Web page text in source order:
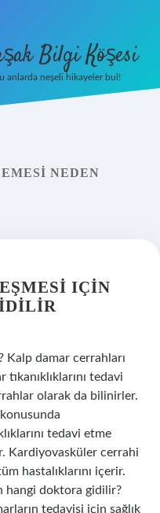
Bilgi Köşesi
anlarda neşeli hikayeler bul!
NEDEN
IÇIN
Kalp damar cerrahları
tedavi
olarak da bilinirler.
tedavi etme
Kardiyovasküler cerrahi
hastalıklarını içerir.
hangi doktora gidilir?
tedavisi için sağlık